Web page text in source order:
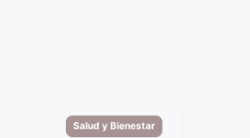
Categorias
Salud y Bienestar